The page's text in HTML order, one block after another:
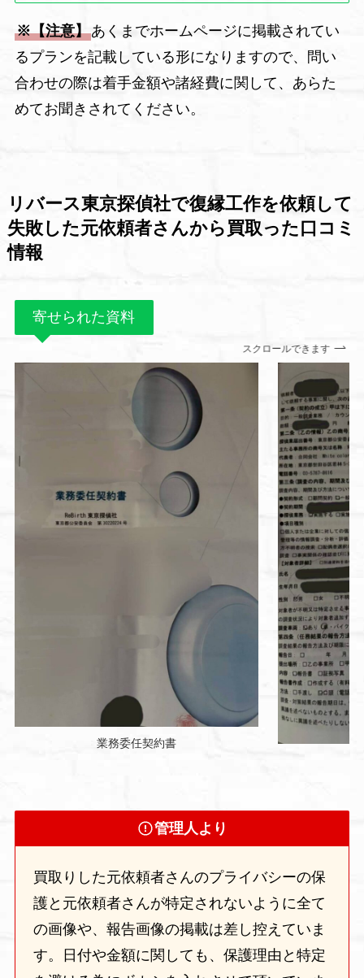
※【注意】あくまでホームページに掲載されてい
るプランを記載している形になりますので、問い
合わせの際は着手金額や諸経費に関して、あらた
めてお聞きされてください。
リバース東京探偵社で復縁工作を依頼して
失敗した元依頼者さんから買取った口コミ
情報
寄せられた資料
スクロールできます
業務委任契約書
管理人より
買取りした元依頼者さんのプライバシーの保
護と元依頼者さんが特定されないように全て
の画像や、報告画像の掲載は差し控えていま
す。日付や金額に関しても、保護理由と特定